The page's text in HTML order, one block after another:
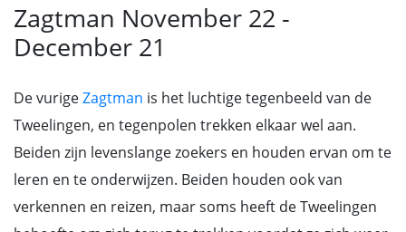
Zagtman November 22 -
December 21
De vurigeZagtman is het luchtige tegenbeeld van de
Tweelingen, en tegenpolen trekken elkaar wel aan.
Beiden zijn levenslange zoekers en houden ervan om te
leren en te onderwijzen. Beiden houden ook van
verkennen en reizen, maar soms heeft de Tweelingen